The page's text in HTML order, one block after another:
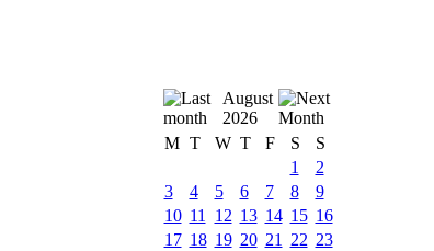
August
2026
M T W T F S
S
1
2
3
4 5 6 7 8
9
10 11 12 13 14 15 16
17 18 19 20 21 22 23